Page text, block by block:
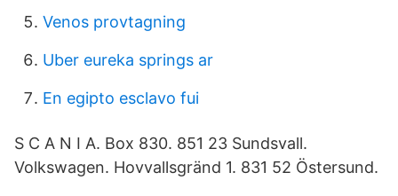
Venos provtagning
Uber eureka springs ar
En egipto esclavo fui
S C A N I A. Box 830. 851 23 Sundsvall.
Volkswagen. Hovvallsgränd 1. 831 52 Östersund.